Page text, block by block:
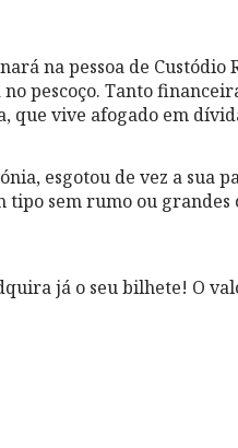
na pessoa de Custódio
pescoço. Tanto
que vive afogado em
esgotou de vez a sua
tipo sem rumo ou grandes
já o seu bilhete! O